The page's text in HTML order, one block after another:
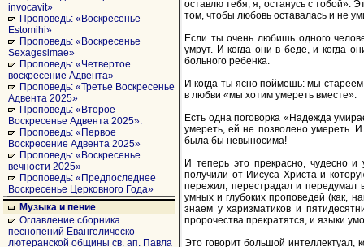
invocavit»
Проповедь: «Воскресенье
Estomihi»
Проповедь: «Воскресенье
Sexagesimae»
Проповедь: «Четвертое
воскресение Адвента»
Проповедь: «Третье Воскресенье
Адвента 2025»
Проповедь: «Второе
Воскресенье Адвента 2025».
Проповедь: «Первое
Воскресение Адвента 2025»
Проповедь: «Воскресенье
вечности 2025»
Проповедь: «Предпоследнее
Воскресенье Церковного Года»
Музыка и пение
Оглавление сборника
песнопений Евангелическо-
лютеранской общины св. ап. Павла
оставлю тебя, я, останусь с тобой».
том, чтобы любовь оставалась и не
Если ты очень любишь одного
умрут. И когда они в беде, и когда
больного ребенка.
И когда ты ясно поймешь: мы
в любви «мы хотим умереть вместе».
Есть одна поговорка «Надежда
умереть, ей не позволено умереть.
была бы невыносима!
И теперь это прекрасно, чудесно
получили от Иисуса Христа и
пережил, перестрадал и передумал
умных и глубоких проповедей (как,
знаем у харизматиков и
пророчества прекратятся, и языки
Это говорит большой интеллектуал,